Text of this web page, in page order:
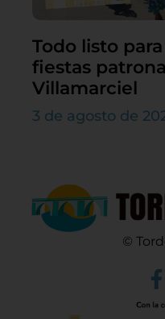
Todo listo
fiestas
Villamarciel
3 de agosto de
©